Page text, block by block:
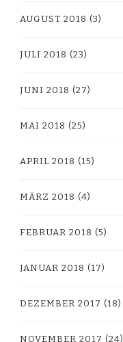
AUGUST 2018 (3)
JULI 2018 (23)
JUNI 2018 (27)
MAI 2018 (25)
APRIL 2018 (15)
MÄRZ 2018 (4)
FEBRUAR 2018 (5)
JANUAR 2018 (17)
DEZEMBER 2017 (18)
NOVEMBER 2017 (24)